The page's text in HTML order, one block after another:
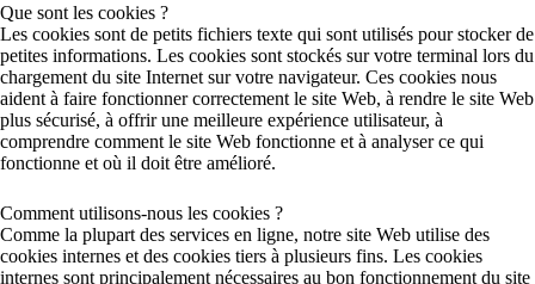
Que sont les cookies ?
Les cookies sont de petits fichiers texte qui sont utilisés pour stocker de
petites informations. Les cookies sont stockés sur votre terminal lors du
chargement du site Internet sur votre navigateur. Ces cookies nous
aident à faire fonctionner correctement le site Web, à rendre le site Web
plus sécurisé, à offrir une meilleure expérience utilisateur, à
comprendre comment le site Web fonctionne et à analyser ce qui
fonctionne et où il doit être amélioré.
Comment utilisons-nous les cookies ?
Comme la plupart des services en ligne, notre site Web utilise des
cookies internes et des cookies tiers à plusieurs fins. Les cookies
internes sont principalement nécessaires au bon fonctionnement du site